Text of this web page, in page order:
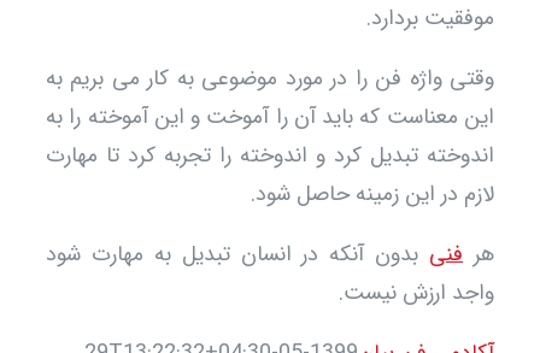
بردارد.
واژه فن را در مورد موضوعی به کار می بریم به
معناست که باید آن را آموخت و این آموخته را به
تبدیل کرد و اندوخته را تجربه کرد تا مهارت
در این زمینه حاصل شود.
بدون آنکه در انسان تبدیل به مهارت شود
ارزش نیست.